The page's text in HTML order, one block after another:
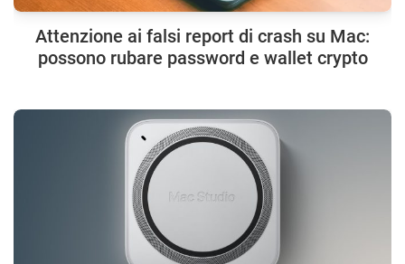
Attenzione ai falsi report di crash su Mac:
possono rubare password e wallet crypto